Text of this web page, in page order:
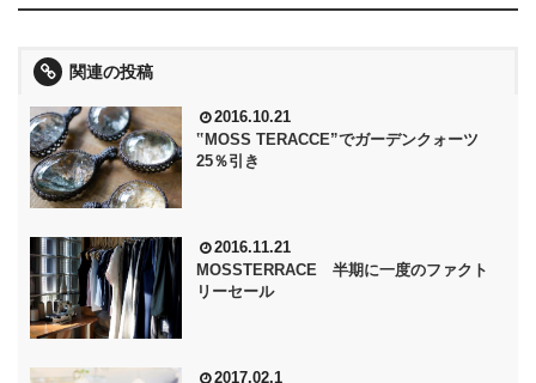
関連の投稿
2016.10.21
‟MOSS TERACCE”でガーデンクォーツ
25％引き
2016.11.21
MOSSTERRACE 半期に一度のファクト
リーセール
2017.02.1